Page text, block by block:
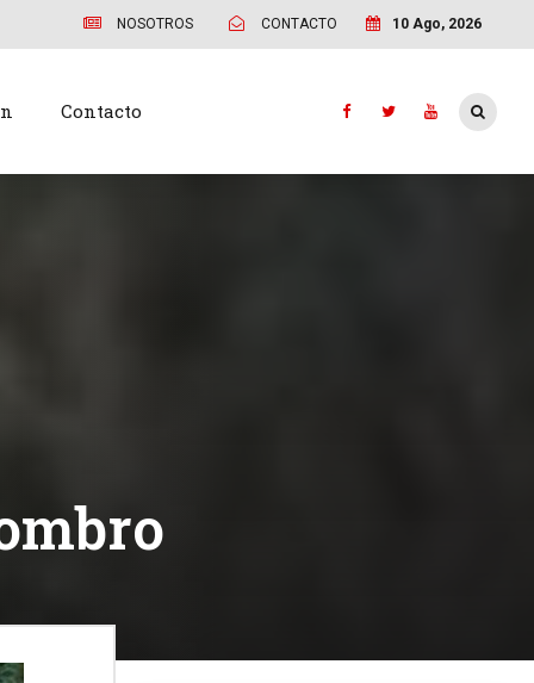
NOSOTROS CONTACTO 10 Ago, 2026
Contacto